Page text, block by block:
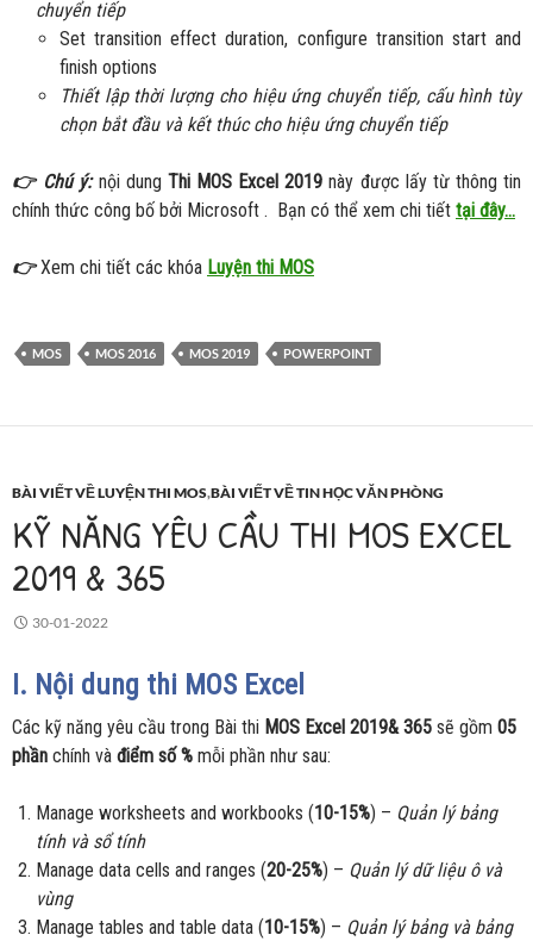
chuyển tiếp
Set transition effect duration, configure transition start and
finish options
Thiết lập thời lượng cho hiệu ứng chuyển tiếp, cấu hình tùy
chọn bắt đầu và kết thúc cho hiệu ứng chuyển tiếp
👉 Chú ý:nội dung Thi MOS Excel 2019 này được lấy từ thông tin
chính thức công bố bởi Microsoft . Bạn có thể xem chi tiết tại đây…
👉Xem chi tiết các khóa Luyện thi MOS
MOS MOS 2016 MOS 2019 POWERPOINT
BÀI VIẾT VỀ LUYỆN THI MOS,BÀI VIẾT VỀ TIN HỌC VĂN PHÒNG
KỸ NĂNG YÊU CẦU THI MOS EXCEL
2019 & 365
30-01-2022
I. Nội dung thi MOS Excel
Các kỹ năng yêu cầu trong Bài thi MOS Excel 2019& 365 sẽ gồm 05
phần chính và điểm số % mỗi phần như sau:
Manage worksheets and workbooks (10-15%) – Quản lý bảng
tính và sổ tính
Manage data cells and ranges (20-25%) – Quản lý dữ liệu ô và
vùng
Manage tables and table data (10-15%) – Quản lý bảng và bảng